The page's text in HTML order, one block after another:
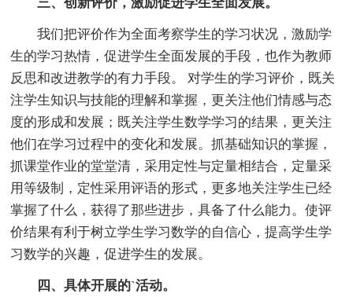
我们把评价作为全面考察学生的学习状况，激励学
生的学习热情，促进学生全面发展的手段，也作为教师
反思和改进教学的有力手段。 对学生的学习评价，既关
注学生知识与技能的理解和掌握，更关注他们情感与态
度的形成和发展；既关注学生数学学习的结果，更关注
他们在学习过程中的变化和发展。抓基础知识的掌握，
抓课堂作业的堂堂清，采用定性与定量相结合，定量采
用等级制，定性采用评语的形式，更多地关注学生已经
掌握了什么，获得了那些进步，具备了什么能力。使评
价结果有利于树立学生学习数学的自信心，提高学生学
习数学的兴趣，促进学生的发展。
四、具体开展的`活动。